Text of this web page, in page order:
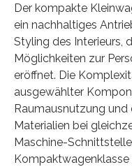
Der kompakte
ein nachhaltiges
Styling des Interieurs,
Möglichkeiten zur
eröffnet. Die
ausgewählter
Raumausnutzung
Materialien bei
Maschine-